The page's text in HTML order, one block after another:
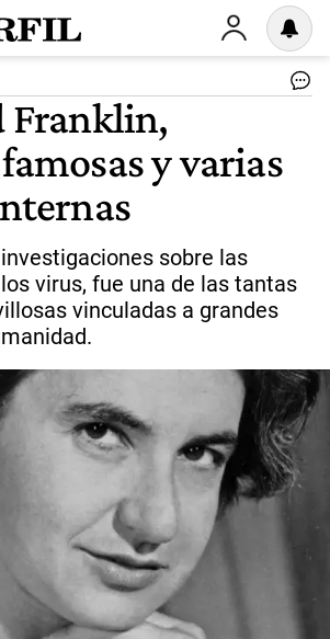
Franklin,
y varias
sobre las
virus, fue una de las tantas
vinculadas a grandes